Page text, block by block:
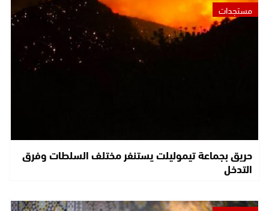
مستجدات
حريق بجماعة تيموليلت يستنفر مختلف السلطات وفرق
التدخل